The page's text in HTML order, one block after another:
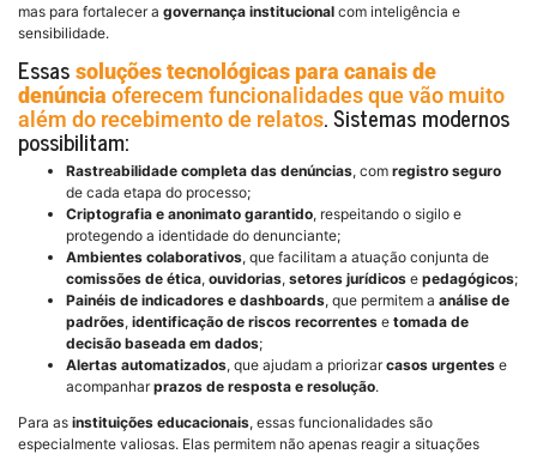
mas para fortalecer a governança institucional com inteligência e
sensibilidade.
Essas soluções tecnológicas para canais de
denúncia oferecem funcionalidades que vão muito
além do recebimento de relatos. Sistemas modernos
possibilitam:
Rastreabilidade completa das denúncias, com registro seguro
de cada etapa do processo;
Criptografia e anonimato garantido, respeitando o sigilo e
protegendo a identidade do denunciante;
Ambientes colaborativos, que facilitam a atuação conjunta de
comissões de ética, ouvidorias, setores jurídicos e pedagógicos;
Painéis de indicadores e dashboards, que permitem a análise de
padrões, identificação de riscos recorrentes e tomada de
decisão baseada em dados;
Alertas automatizados, que ajudam a priorizarcasos urgentes e
acompanharprazos de resposta e resolução.
Para as instituições educacionais, essas funcionalidades são
especialmente valiosas. Elas permitem não apenas reagir a situações